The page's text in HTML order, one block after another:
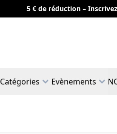
5 € de réduction –
Catégories Evènements